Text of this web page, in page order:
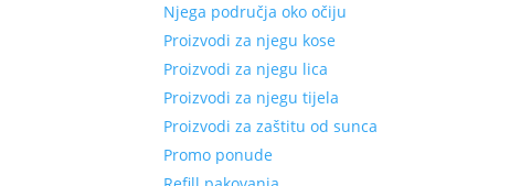
Njega područja oko očiju
Proizvodi za njegu kose
Proizvodi za njegu lica
Proizvodi za njegu tijela
Proizvodi za zaštitu od sunca
Promo ponude